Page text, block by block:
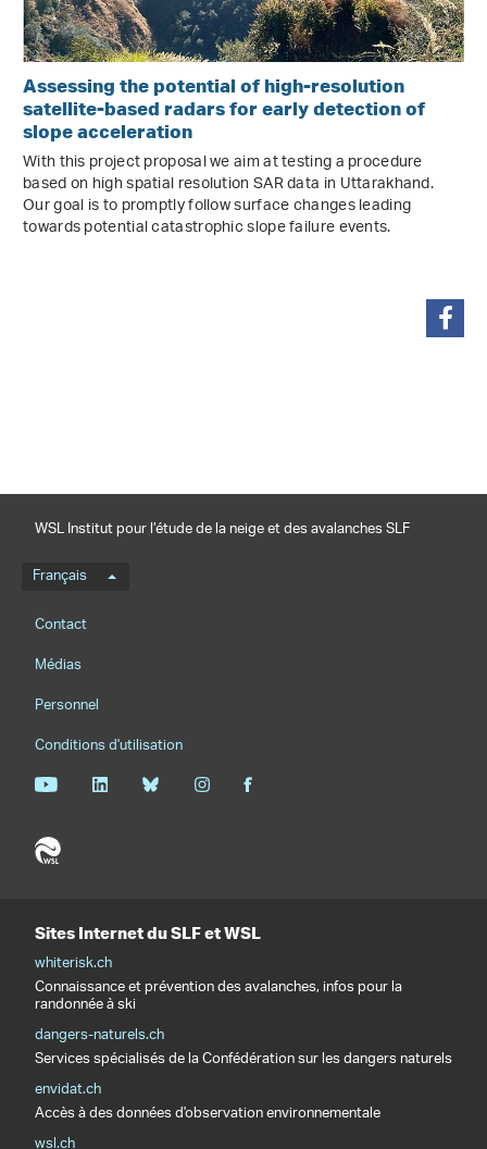
Assessing the potential of high-resolution
satellite-based radars for early detection of
slope acceleration
With this project proposal we aim at testing a procedure
based on high spatial resolution SAR data in Uttarakhand.
Our goal is to promptly follow surface changes leading
towards potential catastrophic slope failure events.
WSL Institut pour l’étude de la neige et des avalanches SLF
Menu de langue
Français
Footernavigation
Contact
Médias
Personnel
Conditions d'utilisation
Sites Internet du SLF et WSL
whiterisk.ch
Connaissance et prévention des avalanches, infos pour la
randonnée à ski
dangers-naturels.ch
Services spécialisés de la Confédération sur les dangers naturels
envidat.ch
Accès à des données d'observation environnementale